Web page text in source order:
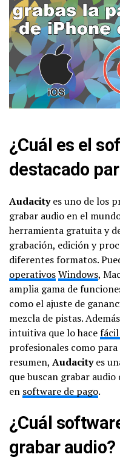
¿Cuál es el
destacado
Audacityes uno de los
grabar audio en el
herramienta gratuita y
grabación, edición y
diferentes formatos.
operativosWindows,
amplia gama de
como el ajuste de
mezcla de pistas.
intuitiva que lo hacefácil
profesionales como
resumen, Audacityes
que buscan grabar
en software de pago.
¿Cuál
grabar audio?